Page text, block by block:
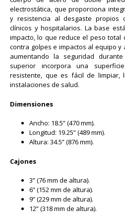
electrostática, que proporciona
y resistencia al desgaste propios
clínicos y hospitalarios. La base
impacto, lo que reduce el peso total
contra golpes e impactos al equipo
aumentando la seguridad
superior incorpora una
resistente, que es fácil de limpiar,
instalaciones de salud.
Dimensiones
Ancho: 18.5” (470 mm).
Longitud: 19.25” (489 mm).
Altura: 34.5” (876 mm).
Cajones
3” (76 mm de altura).
6” (152 mm de altura).
9” (229 mm de altura).
12” (318 mm de altura).